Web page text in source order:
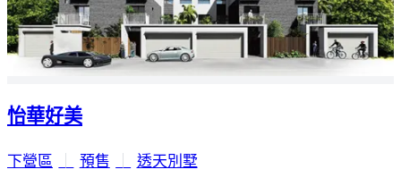
怡華好美
下營區 預售 透天別墅